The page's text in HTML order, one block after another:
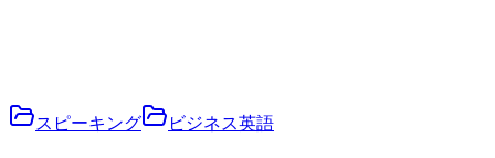
スピーキング ビジネス英語